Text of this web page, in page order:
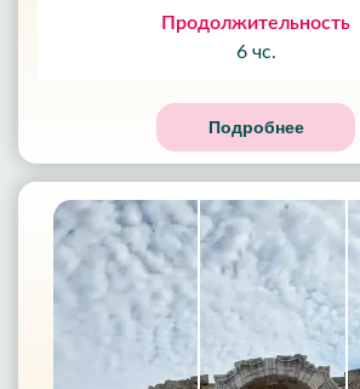
Продолжительность
6 чс.
Подробнее